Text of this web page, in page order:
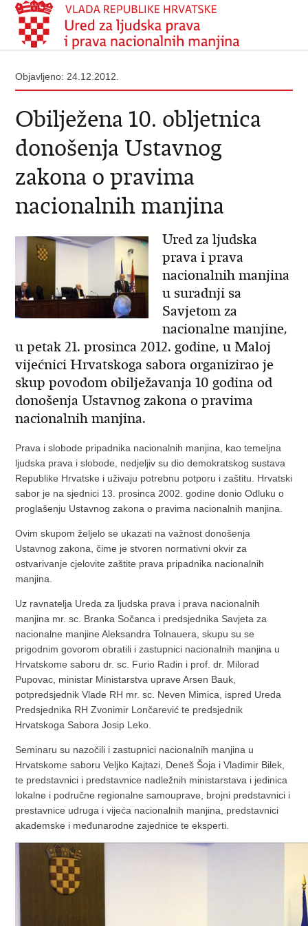
Objavljeno: 24.12.2012.
Obilježena 10. obljetnica
donošenja Ustavnog
zakona o pravima
nacionalnih manjina
Ured za ljudska
prava i prava
nacionalnih manjina
u suradnji sa
Savjetom za
nacionalne manjine,
u petak 21. prosinca 2012. godine, u Maloj
vijećnici Hrvatskoga sabora organizirao je
skup povodom obilježavanja 10 godina od
donošenja Ustavnog zakona o pravima
nacionalnih manjina.
Prava i slobode pripadnika nacionalnih manjina, kao temeljna
ljudska prava i slobode, nedjeljiv su dio demokratskog sustava
Republike Hrvatske i uživaju potrebnu potporu i zaštitu. Hrvatski
sabor je na sjednici 13. prosinca 2002. godine donio Odluku o
proglašenju Ustavnog zakona o pravima nacionalnih manjina.
Ovim skupom željelo se ukazati na važnost donošenja
Ustavnog zakona, čime je stvoren normativni okvir za
ostvarivanje cjelovite zaštite prava pripadnika nacionalnih
manjina.
Uz ravnatelja Ureda za ljudska prava i prava nacionalnih
manjina mr. sc. Branka Sočanca i predsjednika Savjeta za
nacionalne manjine Aleksandra Tolnauera, skupu su se
prigodnim govorom obratili i zastupnici nacionalnih manjina u
Hrvatskome saboru dr. sc. Furio Radin i prof. dr. Milorad
Pupovac, ministar Ministarstva uprave Arsen Bauk,
potpredsjednik Vlade RH mr. sc. Neven Mimica, ispred Ureda
Predsjednika RH Zvonimir Lončarević te predsjednik
Hrvatskoga Sabora Josip Leko.
Seminaru su nazočili i zastupnici nacionalnih manjina u
Hrvatskome saboru Veljko Kajtazi, Deneš Šoja i Vladimir Bilek,
te predstavnici i predstavnice nadležnih ministarstava i jedinica
lokalne i područne regionalne samouprave, brojni predstavnici i
prestavnice udruga i vijeća nacionalnih manjina, predstavnici
akademske i međunarodne zajednice te eksperti.